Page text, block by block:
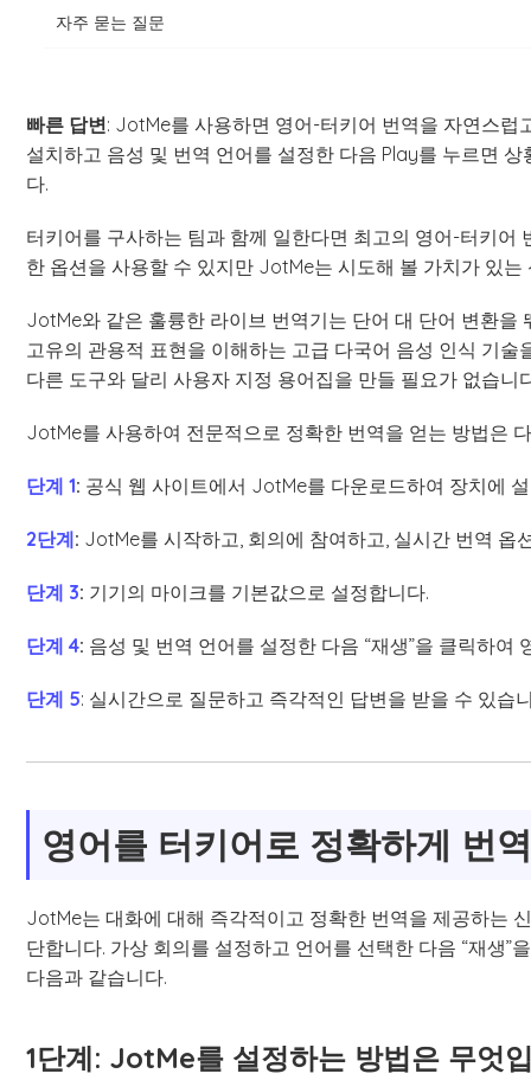
자주 묻는 질문
빠른 답변: JotMe를 사용하면 영어-터키어 번역을 자연스
설치하고 음성 및 번역 언어를 설정한 다음 Play를 누르면
다.
터키어를 구사하는 팀과 함께 일한다면 최고의 영어-터키어
한 옵션을 사용할 수 있지만 JotMe는 시도해 볼 가치가 있
JotMe와 같은 훌륭한 라이브 번역기는 단어 대 단어 변환
고유의 관용적 표현을 이해하는 고급 다국어 음성 인식 기
다른 도구와 달리 사용자 지정 용어집을 만들 필요가 없습니
JotMe를 사용하여 전문적으로 정확한 번역을 얻는 방법은
단계 1: 공식 웹 사이트에서 JotMe를 다운로드하여 장치에
2단계: JotMe를 시작하고, 회의에 참여하고, 실시간 번역 옵
단계 3: 기기의 마이크를 기본값으로 설정합니다.
단계 4: 음성 및 번역 언어를 설정한 다음 “재생”을 클릭하여
단계 5: 실시간으로 질문하고 즉각적인 답변을 받을 수 있습
영어를 터키어로 정확하게 번
JotMe는 대화에 대해 즉각적이고 정확한 번역을 제공하는
단합니다. 가상 회의를 설정하고 언어를 선택한 다음 “재생
다음과 같습니다.
1단계: JotMe를 설정하는 방법은 무엇